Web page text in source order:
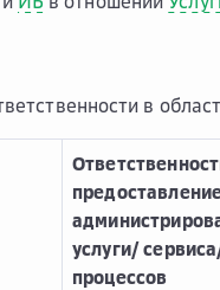
в
услуги/
процессов